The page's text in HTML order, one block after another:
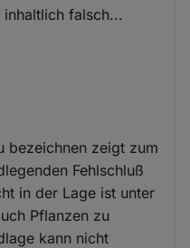
inhaltlich falsch...
bezeichnen zeigt zum
Fehlschluß
in der Lage ist unter
Pflanzen zu
kann nicht